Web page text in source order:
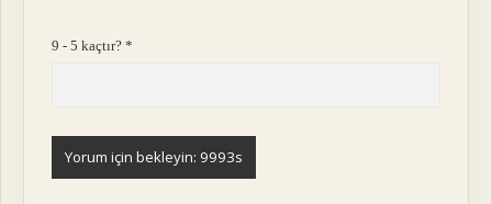
9 - 5 kaçtır?*